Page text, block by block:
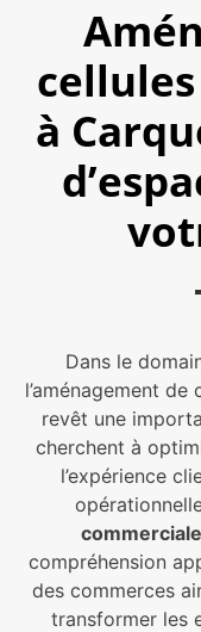
à
Dans le
l’aménagement
revêt une
cherchent à
l’expérience
compréhension
des commerces
transformer les